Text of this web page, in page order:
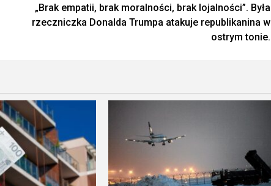
„Brak empatii, brak moralności, brak lojalności”. Była
rzeczniczka Donalda Trumpa atakuje republikanina w
ostrym tonie.